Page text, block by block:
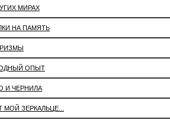
МИРАХ
НА ПАМЯТЬ
ОПЫТ
И ЧЕРНИЛА
МОЙ ЗЕРКАЛЬЦЕ...